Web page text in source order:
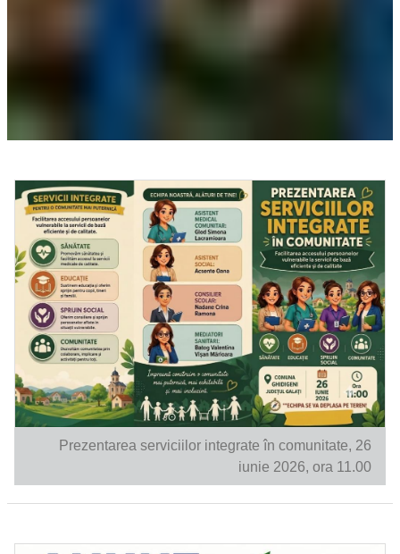
Prezentarea serviciilor integrate în comunitate, 26
iunie 2026, ora 11.00